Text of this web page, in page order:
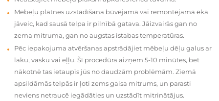
Mēbeļu plātnes uzstādīšana būvējamā vai remontējamā ēkā
jāveic, kad sausā telpa ir pilnībā gatava. Jāizvairās gan no
zema mitruma, gan no augstas istabas temperatūras.
Pēc iepakojuma atvēršanas apstrādājiet mēbeļu dēļu galus ar
laku, vasku vai eļļu. Šī procedūra aizņem 5-10 minūtes, bet
nākotnē tas ietaupīs jūs no daudzām problēmām. Ziemā
apsildāmās telpās ir ļoti zems gaisa mitrums, un parasti
neviens netraucē iegādāties un uzstādīt mitrinātājus.